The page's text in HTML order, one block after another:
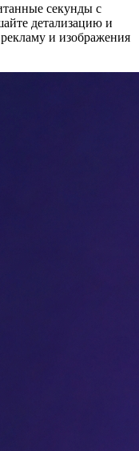
секунды с
детализацию и
и изображения